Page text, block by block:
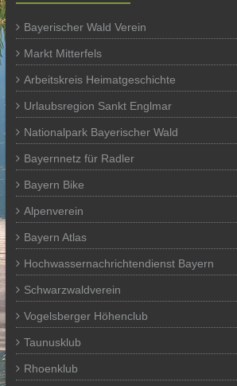
Bayerischer Wald Verein
Markt Mitterfels
Arbeitskreis Heimatgeschichte
Urlaubsregion Sankt Englmar
Nationalpark Bayerischer Wald
Bayernnetz für Radler
Bayern Bike
Alpenverein
Bayern Atlas
Hochwassernachrichtendienst Bayern
Schwarzwaldverein
Vogelsberger Höhenclub
Taunusklub
Rhoenklub